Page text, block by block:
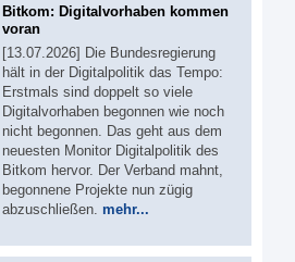
Bitkom: Digitalvorhaben kommen
voran
[13.07.2026] Die Bundesregierung
hält in der Digitalpolitik das Tempo:
Erstmals sind doppelt so viele
Digitalvorhaben begonnen wie noch
nicht begonnen. Das geht aus dem
neuesten Monitor Digitalpolitik des
Bitkom hervor. Der Verband mahnt,
begonnene Projekte nun zügig
abzuschließen. mehr...